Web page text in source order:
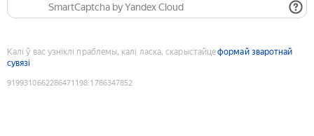
SmartCaptcha by Yandex Cloud
Калі ў вас узніклі праблемы, калі ласка, скарыстайцеформай зваротнай
сувязі
9199310662286471198:1786347852